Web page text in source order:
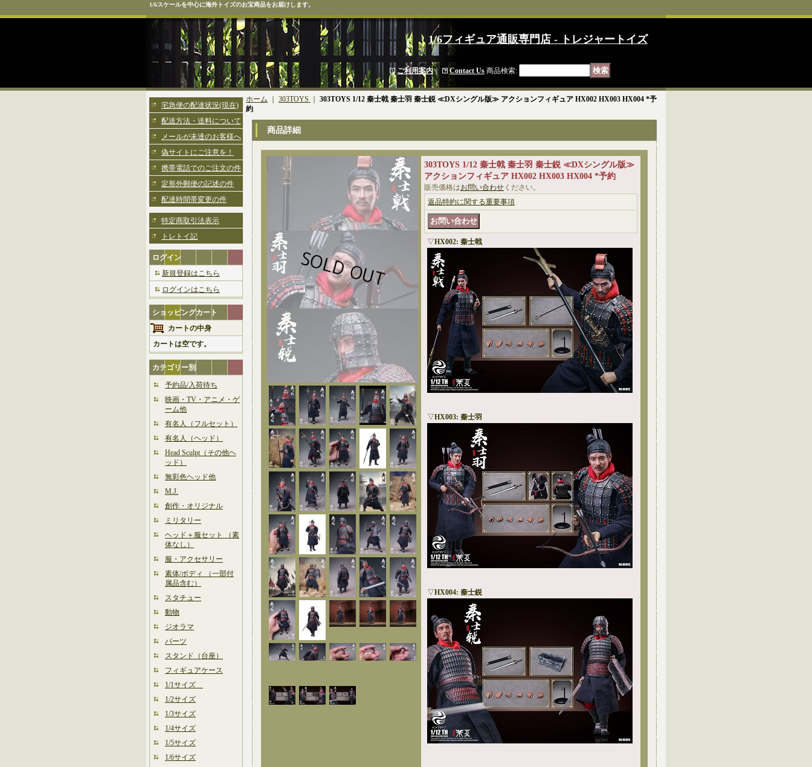
1/6スケールを中心に海外トイズのお宝商品をお届けします。
1/6フィギュア通販専門店 - トレジャートイズ
ご利用案内｜ Contact Us 商品検索:
宅急便の配達状況(現在)
配送方法・送料について
メールが未達のお客様へ
偽サイトにご注意を！
携帯電話でのご注文の件
定形外郵便の記述の件
配達時間帯変更の件
特定商取引法表示
トレトイ記
ログイン
新規登録はこちら
ログインはこちら
ショッピングカート
カートの中身
カートは空です。
カテゴリー別
予約品/入荷待ち
映画・TV・アニメ・ゲ
ーム他
有名人（フルセット）
有名人（ヘッド）
Head Sculpt（その他ヘ
ッド）
無彩色ヘッド他
M.J.
創作・オリジナル
ミリタリー
ヘッド＋服セット （素
体なし）
服・アクセサリー
素体/ボディ （一部付
属品含む）
スタチュー
動物
ジオラマ
パーツ
スタンド（台座）
フィギュアケース
1/1サイズ
1/2サイズ
1/3サイズ
1/4サイズ
1/5サイズ
1/6サイズ
ホーム 303TOYS
303TOYS 1/12 秦士戟 秦士羽 秦士鋭 ≪DXシングル版≫ アクションフィギュア HX002 HX003 HX004 *予
約
商品詳細
303TOYS 1/12 秦士戟 秦士羽 秦士鋭 ≪DXシングル版≫
アクションフィギュア HX002 HX003 HX004 *予約
販売価格はお問い合わせ ください。
返品特約に関する重要事項
▽HX002: 秦士戟
▽HX003: 秦士羽
▽HX004: 秦士鋭